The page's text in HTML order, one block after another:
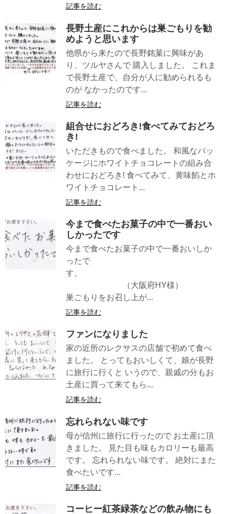
記事を読む
長野土産にこれからは巣ごもりを勧
めようと思います
他県から来たので長野銘菓に興味があ
り、ツルヤさんで 購入しました。 これま
で長野土産で、自分が人に勧められるも
のが なかったのです...
記事を読む
組合せにおどろき!食べてみておどろ
き!
いただきもので食べました。 和風なパッ
ケージにホワイトチョコレートの組み合
わせにおどろき! 食べてみて、黄味餡とホ
ワイトチョコレート...
記事を読む
今まで食べたお菓子の中で一番おい
しかったです
今まで食べたお菓子の中で一番おいしか
ったで
す。
（大阪府HY様）
巣ごもりをお召し上が...
記事を読む
ファンになりました
家の近所のレクサスの店舗で初めて食べ
ました。 とってもおいしくて、娘が長野
に旅行に行くと いうので、親戚の分もお
土産に買って来てもら...
記事を読む
忘れられない味です
母が信州に旅行に行ったので お土産に頂
きました。 見た目も味もカロリーも最高
です。 忘れられない味です。 絶対にまた
食べたいです...
記事を読む
コーヒー紅茶緑茶などの飲み物にも